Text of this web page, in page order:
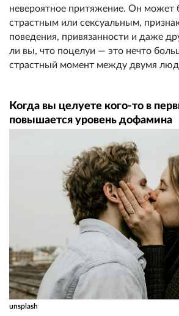
невероятное притяжение. Он
страстным или сексуальным,
поведения, привязанности и даже
ли вы, что поцелуи — это нечто
страстный момент между двумя
Когда вы целуете кого-то в
повышается уровень дофамина
unsplash